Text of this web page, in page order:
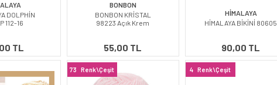
DOLPHİN
112-16
TL
BONBON
BONBON KRİSTAL
98223 Açık Krem
55,00 TL
HİMALAYA
HİMALAYA BİKİNİ 80605
90,00 TL
73 Renk\Çeşit 4 Renk\Çeşit